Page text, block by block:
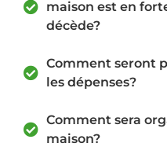
maison est en
décède?
Comment seront
les dépenses?
Comment sera
maison?